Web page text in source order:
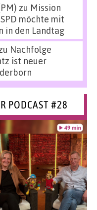
zu Mission
möchte mit
in den Landtag
Nachfolge
ist neuer
PODCAST #28